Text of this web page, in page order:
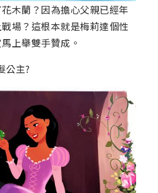
蘭？因為擔心父親已經年
場？這根本就是梅莉達個性
上舉雙手贊成。
公主?